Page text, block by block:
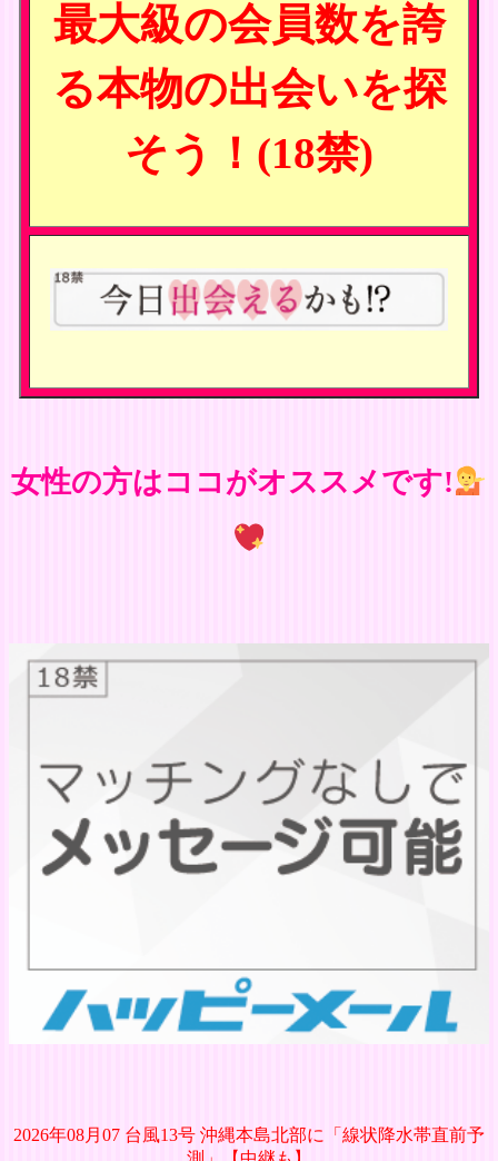
最大級の会員数を誇
る本物の出会いを探
そう！(18禁)
女性の方はココがオススメです!
2026年08月07 台風13号 沖縄本島北部に「線状降水帯直前予